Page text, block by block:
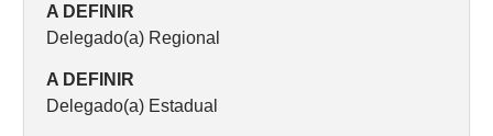
A DEFINIR
Delegado(a) Regional
A DEFINIR
Delegado(a) Estadual